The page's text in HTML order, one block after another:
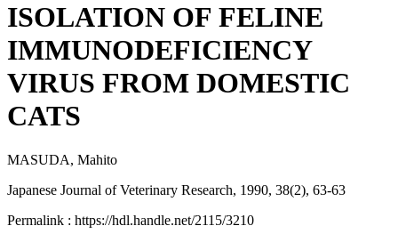
ISOLATION OF FELINE
IMMUNODEFICIENCY
VIRUS FROM DOMESTIC
CATS
MASUDA, Mahito
Japanese Journal of Veterinary Research, 1990, 38(2), 63-63
Permalink : https://hdl.handle.net/2115/3210